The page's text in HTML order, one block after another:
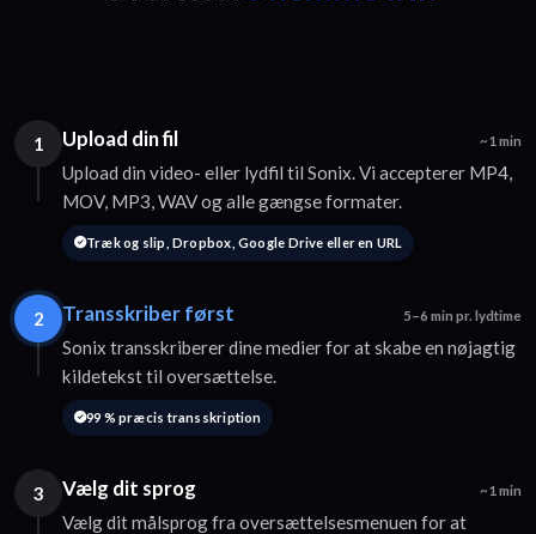
1 Upload din fil ~1 min
Upload din video- eller lydfil til Sonix. Vi accepterer MP4,
MOV, MP3, WAV og alle gængse formater.
Træk og slip, Dropbox, Google Drive eller en URL
2 Transskriber først 5–6 min pr. lydtime
Sonix transskriberer dine medier for at skabe en nøjagtig
kildetekst til oversættelse.
99 % præcis transskription
3 Vælg dit sprog ~1 min
Vælg dit målsprog fra oversættelsesmenuen for at